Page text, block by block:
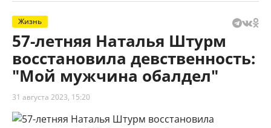
Жизнь
57-летняя Наталья Штурм
восстановила девственность:
"Мой мужчина обалдел"
31 августа 2023, 15:20